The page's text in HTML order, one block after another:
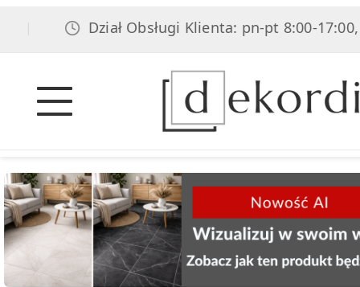
Dział Obsługi Klienta: pn-pt 8:00-17:00, sob